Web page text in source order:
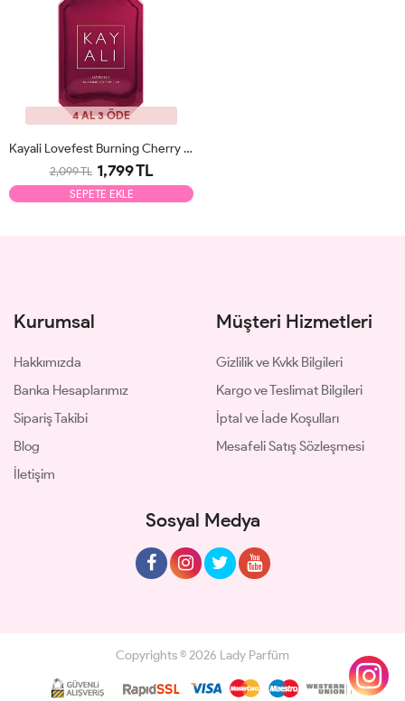
4 AL 3 ÖDE
Kayali Lovefest Burning Cherry 48 EDP 100ml Unisex Parfüm Tester
2,099 TL 1,799 TL
SEPETE EKLE
Kurumsal
Hakkımızda
Banka Hesaplarımız
Sipariş Takibi
Blog
İletişim
Müşteri Hizmetleri
Gizlilik ve Kvkk Bilgileri
Kargo ve Teslimat Bilgileri
İptal ve İade Koşulları
Mesafeli Satış Sözleşmesi
Sosyal Medya
Copyrights © 2026 Lady Parfüm